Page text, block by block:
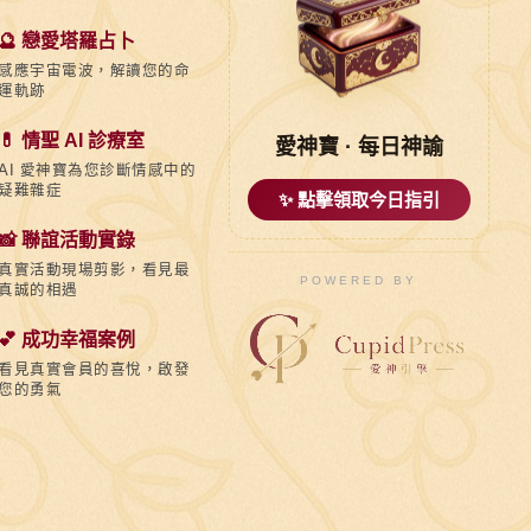
戀愛塔羅占卜
應宇宙電波，解讀您的命
軌跡
情聖 AI 診療室
愛神寶為您診斷情感中的
難雜症
聯誼活動實錄
實活動現場剪影，看見最
誠的相遇
成功幸福案例
見真實會員的喜悅，啟發
的勇氣
愛神寶 · 每日神諭
✨ 點擊領取今日指引
POWERED BY